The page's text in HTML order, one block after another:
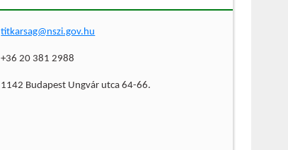
titkarsag@nszi.gov.hu
+36 20 381 2988
1142 Budapest Ungvár utca 64-66.